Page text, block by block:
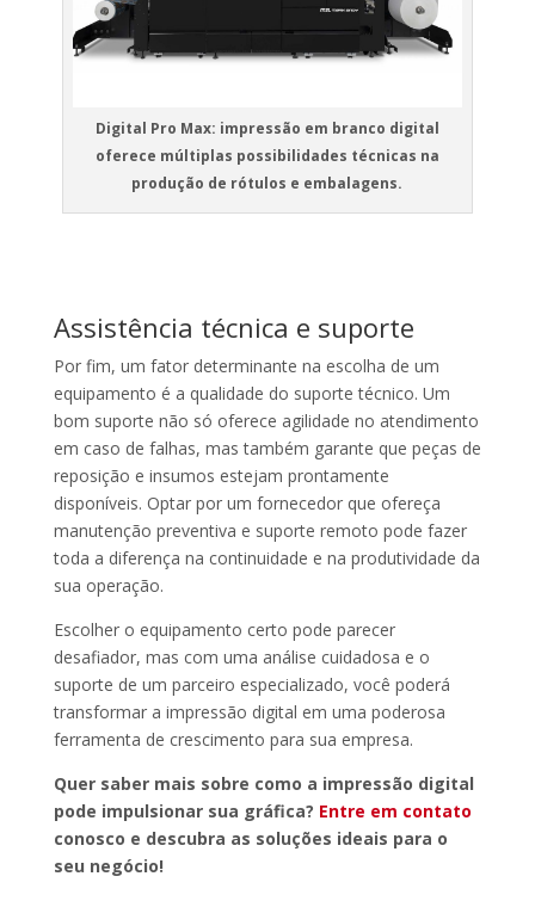
Digital Pro Max: impressão em branco digital
oferece múltiplas possibilidades técnicas na
produção de rótulos e embalagens.
Assistência técnica e suporte
Por fim, um fator determinante na escolha de um
equipamento é a qualidade do suporte técnico. Um
bom suporte não só oferece agilidade no atendimento
em caso de falhas, mas também garante que peças de
reposição e insumos estejam prontamente
disponíveis. Optar por um fornecedor que ofereça
manutenção preventiva e suporte remoto pode fazer
toda a diferença na continuidade e na produtividade da
sua operação.
Escolher o equipamento certo pode parecer
desafiador, mas com uma análise cuidadosa e o
suporte de um parceiro especializado, você poderá
transformar a impressão digital em uma poderosa
ferramenta de crescimento para sua empresa.
Quer saber mais sobre como a impressão digital
pode impulsionar sua gráfica? Entre em contato
conosco e descubra as soluções ideais para o
seu negócio!